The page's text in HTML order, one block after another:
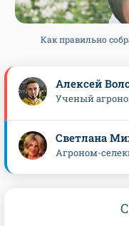
Как правильно
Алексей
Ученый
Светлана
Агроном-